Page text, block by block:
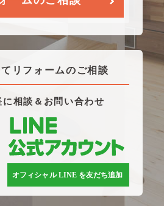
リフォームのご相談
に相談＆お問い合わせ